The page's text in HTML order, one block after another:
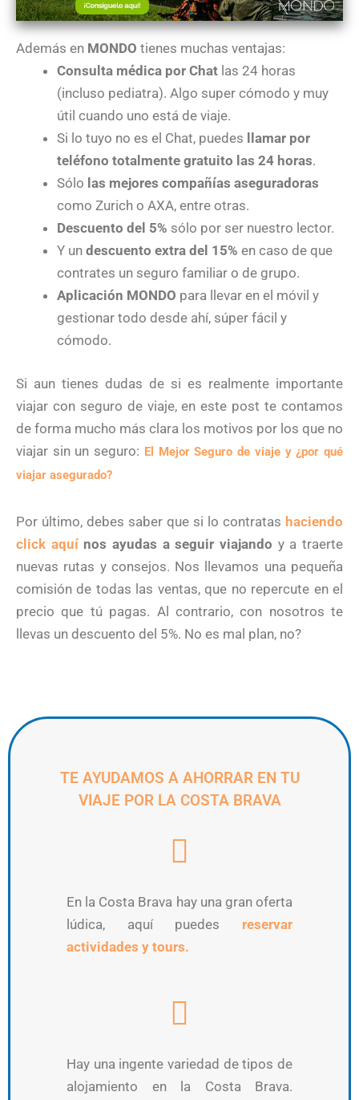
Además en MONDO tienes muchas ventajas:
Consulta médica por Chat las 24 horas
(incluso pediatra). Algo super cómodo y muy
útil cuando uno está de viaje.
Si lo tuyo no es el Chat, puedes
llamar por
teléfono totalmente gratuito las 24 horas.
Sólo las mejores compañías aseguradoras
como Zurich o AXA, entre otras.
Descuento del 5% sólo por ser nuestro lector.
Y un descuento extra del 15% en caso de que
contrates un seguro familiar o de grupo.
Aplicación MONDO para llevar en el móvil y
gestionar todo desde ahí, súper fácil y
cómodo.
Si aun tienes dudas de si es realmente importante
viajar con seguro de viaje, en este post te contamos
de forma mucho más clara los motivos por los que no
viajar sin un seguro: El Mejor Seguro de viaje y ¿por qué
viajar asegurado?
Por último, debes saber que si lo contratas haciendo
click aquí nos ayudas a seguir viajando y a traerte
nuevas rutas y consejos. Nos llevamos una pequeña
comisión de todas las ventas, que no repercute en el
precio que tú pagas. Al contrario, con nosotros te
llevas un descuento del 5%. No es mal plan, no?
TE AYUDAMOS A AHORRAR EN TU
VIAJE POR LA COSTA BRAVA
En la Costa Brava hay una gran oferta
lúdica, aquí puedes reservar
actividades y tours.
Hay una ingente variedad de tipos de
alojamiento en la Costa Brava.